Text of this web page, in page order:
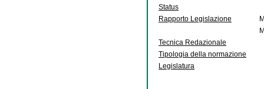
Status
Rapporto Legislazione
Tecnica Redazionale
Tipologia della normazione
Legislatura